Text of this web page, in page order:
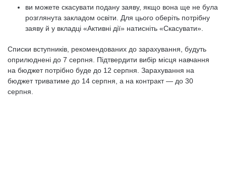
ви можете скасувати подану заяву, якщо вона ще не була
розглянута закладом освіти. Для цього оберіть потрібну
заяву й у вкладці «Активні дії» натисніть «Скасувати».
Списки вступників, рекомендованих до зарахування, будуть
оприлюднені до 7 серпня. Підтвердити вибір місця навчання
на бюджет потрібно буде до 12 серпня. Зарахування на
бюджет триватиме до 14 серпня, а на контракт — до 30
серпня.